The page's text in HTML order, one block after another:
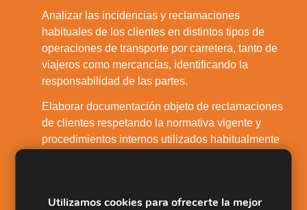
Analizar las incidencias y reclamaciones
habituales de los clientes en distintos tipos de
operaciones de transporte por carretera, tanto de
viajeros como mercancías, identificando la
responsabilidad de las partes.
Elaborar documentación objeto de reclamaciones
de clientes respetando la normativa vigente y
procedimientos internos utilizados habitualmente
resolución extrajudicial de incidencias y
Utilizamos cookies para ofrecerte la mejor